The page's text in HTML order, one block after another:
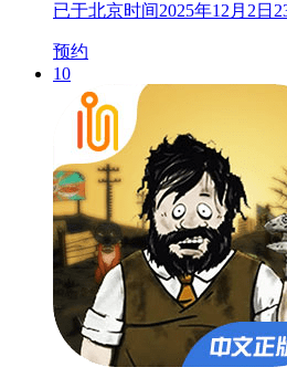
已于北京时间2025年12月2日
预约
10